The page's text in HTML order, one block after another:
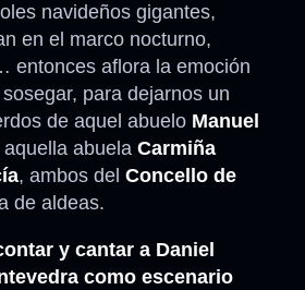
navideños gigantes,
en el marco nocturno,
entonces aflora la emoción
para dejarnos un
de aquel abuelo Manuel
aquella abuela Carmiña
, ambos del Concello de
de aldeas.
y cantar a Daniel
como escenario